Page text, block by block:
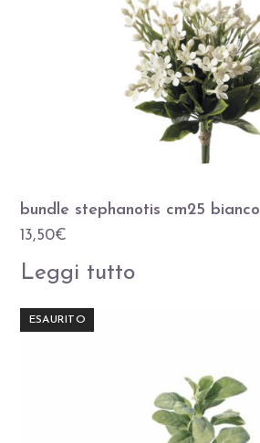
bundle stephanotis cm25 bianco
13,50€
Leggi tutto
ESAURITO